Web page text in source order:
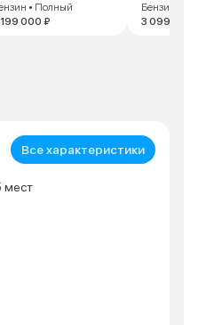
• Полный
000 ₽
Бензин •
3 099 000
Все характеристики
мест